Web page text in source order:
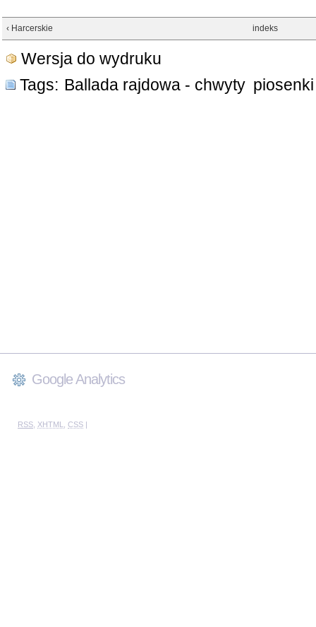
‹ Harcerskie indeks
Wersja do wydruku
Tags: Ballada rajdowa - chwyty
Google Analytics
RSS, XHTML, CSS